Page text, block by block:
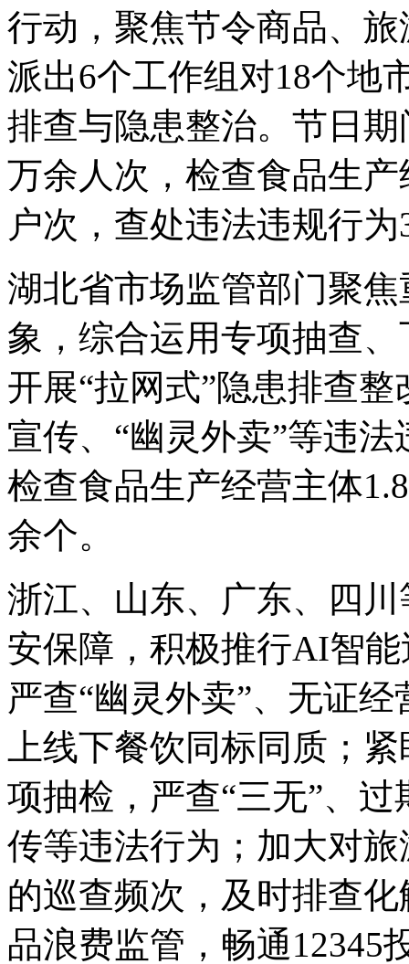
行动，聚焦节令商品、
派出6个工作组对18个地
排查与隐患整治。节日
万余人次，检查食品生
户次，查处违法违规行为
湖北省市场监管部门聚
象，综合运用专项抽查
开展“拉网式”隐患排查
宣传、“幽灵外卖”等违
检查食品生产经营主体
余个。
浙江、山东、广东、四
安保障，积极推行AI智
严查“幽灵外卖”、无证
上线下餐饮同标同质；
项抽检，严查“三无”、
传等违法行为；加大对
的巡查频次，及时排查
品浪费监管，畅通12345